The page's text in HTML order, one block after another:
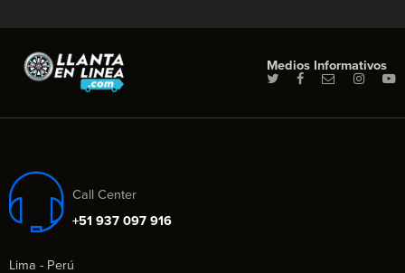
Medios Informativos
Call Center
+51 937 097 916
Lima - Perú